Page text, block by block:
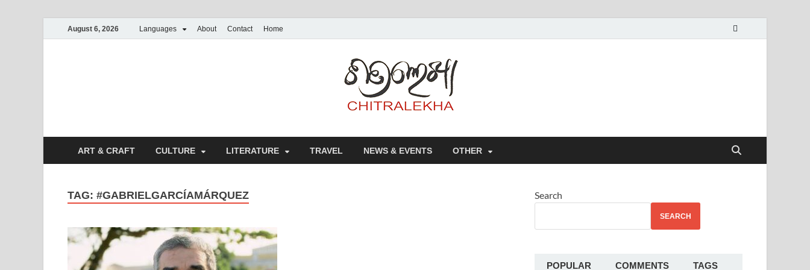
August 6, 2026 Languages About Contact Home
ART & CRAFT CULTURE LITERATURE TRAVEL NEWS & EVENTS OTHER
TAG: #GABRIELGARCÍAMÁRQUEZ Search
SEARCH
POPULAR COMMENTS TAGS